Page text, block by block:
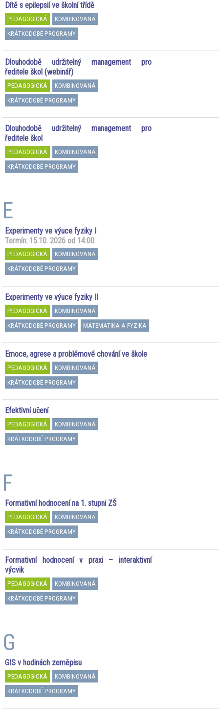
Dítě s epilepsií ve školní třídě
PEDAGOGICKÁ
KOMBINOVANÁ
KRÁTKODOBÉ PROGRAMY
Dlouhodobě udržitelný management pro
ředitele škol (webinář)
PEDAGOGICKÁ
KOMBINOVANÁ
KRÁTKODOBÉ PROGRAMY
Dlouhodobě udržitelný management pro
ředitele škol
PEDAGOGICKÁ
KOMBINOVANÁ
KRÁTKODOBÉ PROGRAMY
E
Experimenty ve výuce fyziky I
Termín: 15.10. 2026 od 14:00
PEDAGOGICKÁ
KOMBINOVANÁ
KRÁTKODOBÉ PROGRAMY
Experimenty ve výuce fyziky II
PEDAGOGICKÁ
KOMBINOVANÁ
KRÁTKODOBÉ PROGRAMY
MATEMATIKA A FYZIKA
Emoce, agrese a problémové chování ve škole
PEDAGOGICKÁ
KOMBINOVANÁ
KRÁTKODOBÉ PROGRAMY
Efektivní učení
PEDAGOGICKÁ
KOMBINOVANÁ
KRÁTKODOBÉ PROGRAMY
F
Formativní hodnocení na 1. stupni ZŠ
PEDAGOGICKÁ
KOMBINOVANÁ
KRÁTKODOBÉ PROGRAMY
Formativní hodnocení v praxi – interaktivní
výcvik
PEDAGOGICKÁ
KOMBINOVANÁ
KRÁTKODOBÉ PROGRAMY
G
GIS v hodinách zeměpisu
PEDAGOGICKÁ
KOMBINOVANÁ
KRÁTKODOBÉ PROGRAMY